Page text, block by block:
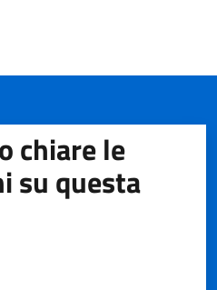
chiare le
su questa